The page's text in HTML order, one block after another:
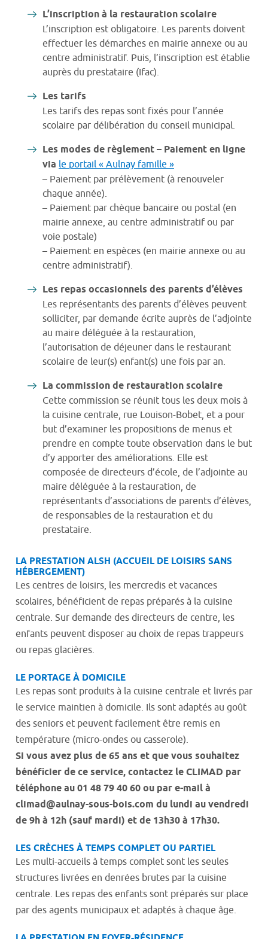
L’inscription à la restauration scolaire
L’inscription est obligatoire. Les parents doivent
effectuer les démarches en mairie annexe ou au
centre administratif. Puis, l’inscription est établie
auprès du prestataire (Ifac).
Les tarifs
Les tarifs des repas sont fixés pour l’année
scolaire par délibération du conseil municipal.
Les modes de règlement – Paiement en ligne
via le portail « Aulnay famille »
– Paiement par prélèvement (à renouveler
chaque année).
– Paiement par chèque bancaire ou postal (en
mairie annexe, au centre administratif ou par
voie postale)
– Paiement en espèces (en mairie annexe ou au
centre administratif).
Les repas occasionnels des parents d’élèves
Les représentants des parents d’élèves peuvent
solliciter, par demande écrite auprès de l’adjointe
au maire déléguée à la restauration,
l’autorisation de déjeuner dans le restaurant
scolaire de leur(s) enfant(s) une fois par an.
La commission de restauration scolaire
Cette commission se réunit tous les deux mois à
la cuisine centrale, rue Louison-Bobet, et a pour
but d’examiner les propositions de menus et
prendre en compte toute observation dans le but
d’y apporter des améliorations. Elle est
composée de directeurs d’école, de l’adjointe au
maire déléguée à la restauration, de
représentants d’associations de parents d’élèves,
de responsables de la restauration et du
prestataire.
LA PRESTATION ALSH (ACCUEIL DE LOISIRS SANS
HÉBERGEMENT)
Les centres de loisirs, les mercredis et vacances
scolaires, bénéficient de repas préparés à la cuisine
centrale. Sur demande des directeurs de centre, les
enfants peuvent disposer au choix de repas trappeurs
ou repas glacières.
LE PORTAGE À DOMICILE
Les repas sont produits à la cuisine centrale et livrés par
le service maintien à domicile. Ils sont adaptés au goût
des seniors et peuvent facilement être remis en
température (micro-ondes ou casserole).
Si vous avez plus de 65 ans et que vous souhaitez
bénéficier de ce service, contactez le CLIMAD par
téléphone au 01 48 79 40 60 ou par e-mail à
climad@aulnay-sous-bois.com du lundi au vendredi
de 9h à 12h (sauf mardi) et de 13h30 à 17h30.
LES CRÈCHES À TEMPS COMPLET OU PARTIEL
Les multi-accueils à temps complet sont les seules
structures livrées en denrées brutes par la cuisine
centrale. Les repas des enfants sont préparés sur place
par des agents municipaux et adaptés à chaque âge.